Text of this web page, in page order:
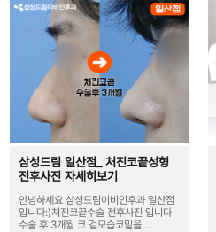
삼성드림 일산점_ 처진코끝성형
전후사진 자세히보기
안녕하세요 삼성드림이비인후과 일산점
입니다:)처진코끝수술 전후사진 입니다
수술 후 3개월 코 겉모습코밑을 ...